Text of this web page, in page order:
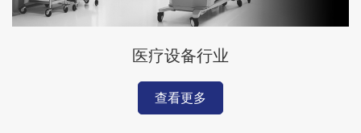
医疗设备行业
查看更多